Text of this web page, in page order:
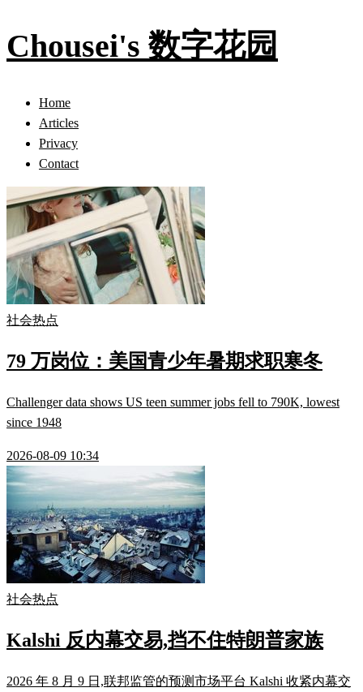
Chousei's 数字花园
Home
Articles
Privacy
Contact
社会热点
79 万岗位：美国青少年暑期求职寒冬
Challenger data shows US teen summer jobs fell to 790K, lowest
since 1948
2026-08-09 10:34
社会热点
Kalshi 反内幕交易,挡不住特朗普家族
2026 年 8 月 9 日,联邦监管的预测市场平台 Kalshi 收紧内幕交